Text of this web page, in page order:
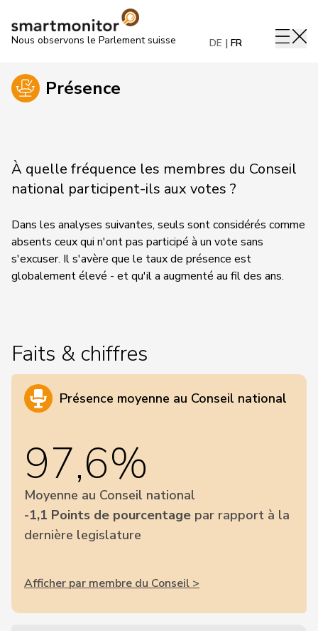
Nous observons le Parlement suisse DE FR
Présence
À quelle fréquence les membres du Conseil
national participent-ils aux votes ?
Dans les analyses suivantes, seuls sont considérés comme
absents ceux qui n'ont pas participé à un vote sans
s'excuser. Il s'avère que le taux de présence est
globalement élevé - et qu'il a augmenté au fil des ans.
Faits & chiffres
Présence moyenne au Conseil national
97,6%
Moyenne au Conseil national
-1,1 Points de pourcentage par rapport à la
dernière legislature
Afficher par membre du Conseil >